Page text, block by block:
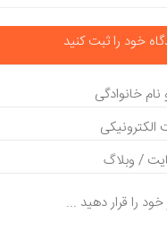
خود را ثبت کنید